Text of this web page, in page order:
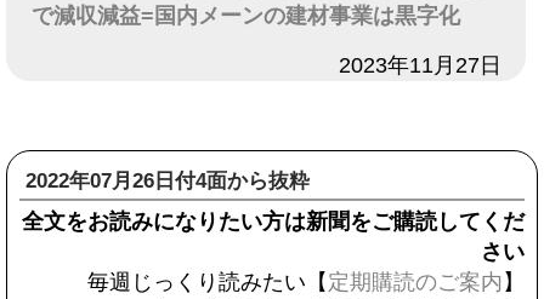
で減収減益=国内メーンの建材事業は黒字化
2023年11月27日
2022年07月26日付4面から抜粋
全文をお読みになりたい方は新聞をご購読してくだ
さい
毎週じっくり読みたい【 定期購読のご案内 】